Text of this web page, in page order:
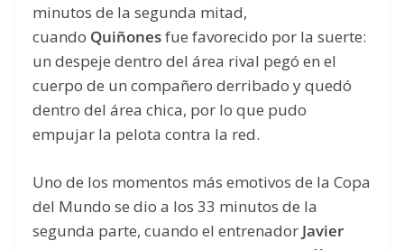
minutos de la segunda mitad,
cuando Quiñonesfue favorecido por la suerte:
un despeje dentro del área rival pegó en el
cuerpo de un compañero derribado y quedó
dentro del área chica, por lo que pudo
empujar la pelota contra la red.
Uno de los momentos más emotivos de la Copa
del Mundo se dio a los 33 minutos de la
segunda parte, cuando el entrenador Javier